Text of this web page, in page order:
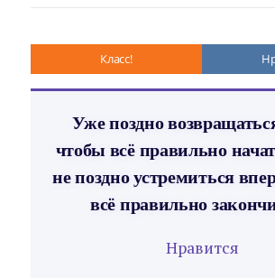
Класс!
Уже поздно
чтобы всё правильно
не поздно устремиться
всё правильно
Нравится